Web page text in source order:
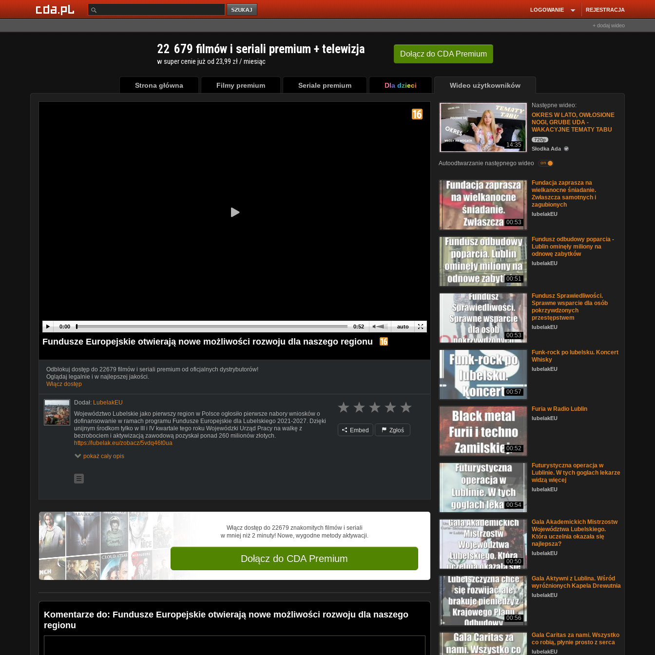
REJESTRACJA
LOGOWANIE
+ dodaj wideo
Dołącz do CDA Premium
22 679 filmów i seriali premium + telewizja
w super cenie już od 23,99 zł / miesiąc
Strona główna Filmy premium Seriale premium Dla dzieci Wideo użytkowników
auto
0:00 0:52
Fundusze Europejskie otwierają nowe możliwości rozwoju dla naszego regionu
Odblokuj dostęp do 22679 filmów i seriali premium od oficjalnych dystrybutorów!
Oglądaj legalnie i w najlepszej jakości.
Włącz dostęp
Dodał: LubelakEU
Województwo Lubelskie jako pierwszy region w Polsce ogłosiło pierwsze nabory wniosków o
dofinansowanie w ramach programu Fundusze Europejskie dla Lubelskiego 2021-2027. Dzięki
unijnym środkom tylko w III i IV kwartale tego roku Wojewódzki Urząd Pracy na walkę z
bezrobociem i aktywizacją zawodową pozyskał ponad 260 milionów złotych.
https://lubelak.eu/zobacz/5vdq46t0ua
https://www.youtube.com/@lubelakeu/playlists
Powrót Kamila Stocha, Puchar Świata tym razem w Engelbergu
https://lubelak.eu/shorts/95GAboCf4Sc
Świdnik: Zrób coś dobrego i odbierz kalendarz
https://lubelak.eu/shorts/AKNUfXxQLRQ
Coraz bliżej święta... Sprawdź się w quizie z filmów ze świętami w roli głównej!
https://lubelak.eu/shorts/d6zsO0YKmcY
Chełm: Oszukana na BLIK-a
https://lubelak.eu/shorts/mCgVFe4B8yY
Wydarzenia sportowe w Lubelskiem: 16-18 grudnia
https://lubelak.eu/shorts/I6Vp-F1hhE8
pokaż cały opis
Embed Zgłoś
Włącz dostęp do 22679 znakomitych filmów i seriali
w mniej niż 2 minuty! Nowe, wygodne metody aktywacji.
Dołącz do CDA Premium
Komentarze do: Fundusze Europejskie otwierają nowe możliwości rozwoju dla naszego
regionu
14:35
Następne wideo:
OKRES W LATO, OWŁOSIONE
NOGI, GRUBE UDA -
WAKACYJNE TEMATY TABU
720p
Słodka Ada
Autoodtwarzanie następnego wideo on
00:53
Fundacja zaprasza na
wielkanocne śniadanie.
Zwłaszcza samotnych i
zagubionych
lubelakEU
00:51
Fundusz odbudowy poparcia -
Lublin ominęły miliony na
odnowę zabytków
lubelakEU
00:53
Fundusz Sprawiedliwości.
Sprawne wsparcie dla osób
pokrzywdzonych
przestępstwem
lubelakEU
00:57
Funk-rock po lubelsku. Koncert
Whisky
lubelakEU
00:52
Furia w Radio Lublin
lubelakEU
00:54
Futurystyczna operacja w
Lublinie. W tych goglach lekarze
widzą więcej
lubelakEU
00:50
Gala Akademickich Mistrzostw
Województwa Lubelskiego.
Która uczelnia okazała się
najlepsza?
lubelakEU
00:56
Gala Aktywni z Lublina. Wśród
wyróżnionych Kapela Drewutnia
lubelakEU
Gala Caritas za nami. Wszystko
co robią, płynie prosto z serca
lubelakEU